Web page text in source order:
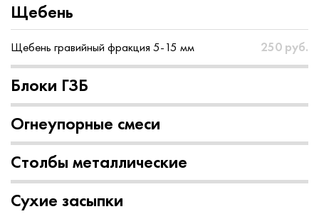
Щебень
Щебень гравийный фракция 5-15 мм 250 руб.
Блоки ГЗБ
Огнеупорные смеси
Столбы металлические
Сухие засыпки